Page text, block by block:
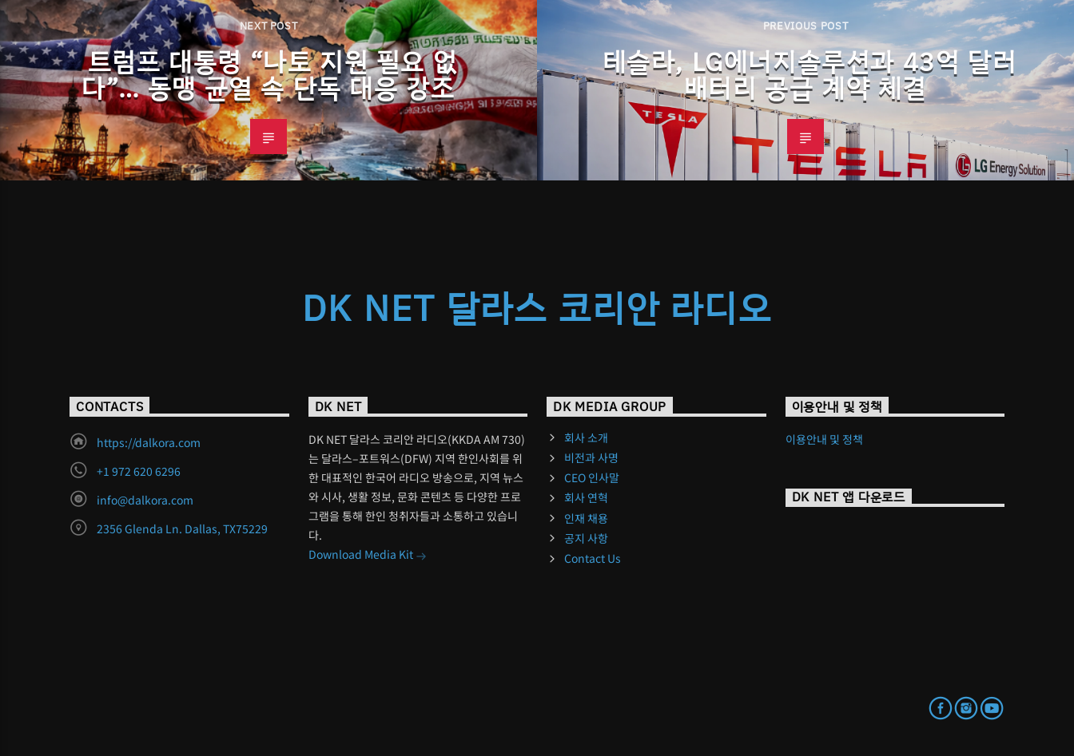
NEXT POST
트럼프 대통령 “나토 지원 필요 없
다”… 동맹 균열 속 단독 대응 강조
PREVIOUS POST
테슬라, LG에너지솔루션과 43억 달러
배터리 공급 계약 체결
DK NET 달라스 코리안 라디오
CONTACTS
https://dalkora.com
+1 972 620 6296
info@dalkora.com
2356 Glenda Ln. Dallas, TX75229
DK NET
DK NET 달라스 코리안 라디오(KKDA AM 730)
는 달라스–포트워스(DFW) 지역 한인사회를 위
한 대표적인 한국어 라디오 방송으로, 지역 뉴스
와 시사, 생활 정보, 문화 콘텐츠 등 다양한 프로
그램을 통해 한인 청취자들과 소통하고 있습니
다.
Download Media Kit
DK MEDIA GROUP
회사 소개
비전과 사명
CEO 인사말
회사 연혁
인재 채용
공지 사항
Contact Us
이용안내 및 정책
이용안내 및 정책
DK NET 앱 다운로드